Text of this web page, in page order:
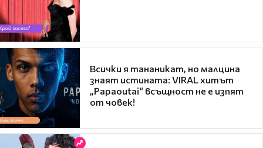
Всички я тананикат, но малцина
знаят истината: VIRAL хитът
„Papaoutai“ всъщност не е изпят
от човек!